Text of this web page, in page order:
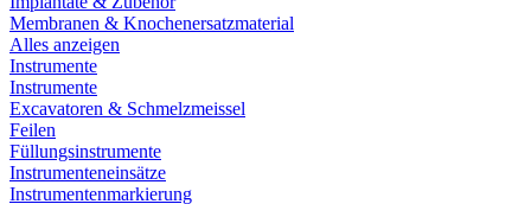
Membranen & Knochenersatzmaterial
Alles anzeigen
Instrumente
Instrumente
Excavatoren & Schmelzmeissel
Feilen
Füllungsinstrumente
Instrumenteneinsätze
Instrumentenmarkierung